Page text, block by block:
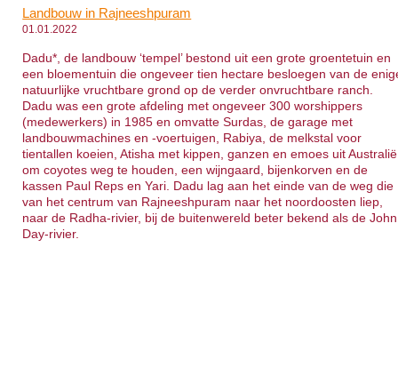
Landbouw in Rajneeshpuram
01.01.2022
Dadu*, de landbouw ‘tempel’ bestond uit een grote groentetuin en
een bloementuin die ongeveer tien hectare besloegen van de
natuurlijke vruchtbare grond op de verder onvruchtbare ranch.
Dadu was een grote afdeling met ongeveer 300 worshippers
(medewerkers) in 1985 en omvatte Surdas, de garage met
landbouwmachines en -voertuigen, Rabiya, de melkstal voor
tientallen koeien, Atisha met kippen, ganzen en emoes uit Australië
om coyotes weg te houden, een wijngaard, bijenkorven en de
kassen Paul Reps en Yari. Dadu lag aan het einde van de weg die
van het centrum van Rajneeshpuram naar het noordoosten liep,
naar de Radha-rivier, bij de buitenwereld beter bekend als de John
Day-rivier.